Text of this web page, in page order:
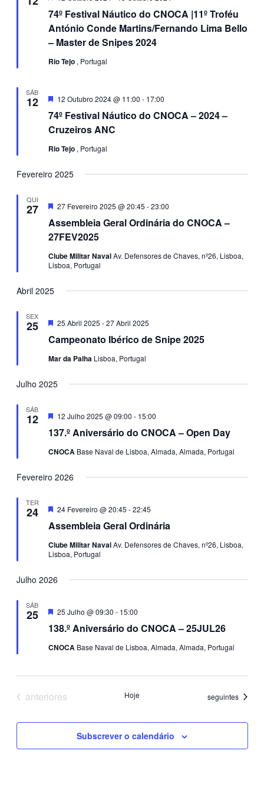
74º Festival Náutico do CNOCA |11º Troféu
António Conde Martins/Fernando Lima Bello
– Master de Snipes 2024
Rio Tejo , Portugal
SÁB
12
74º Festival Náutico do CNOCA – 2024 –
Cruzeiros ANC
Destaque
12 Outubro 2024 @ 11:00 - 17:00
Rio Tejo , Portugal
Fevereiro 2025
QUI
27
Assembleia Geral Ordinária do CNOCA –
27FEV2025
Destaque
27 Fevereiro 2025 @ 20:45 -23:00
Clube Militar NavalAv. Defensores de Chaves, nº26, Lisboa,
Lisboa, Portugal
Abril 2025
SEX
25
Campeonato Ibérico de Snipe 2025
Destaque
25 Abril 2025 -27 Abril 2025
Mar da Palha Lisboa, Portugal
Julho 2025
SÁB
12
137.º Aniversário do CNOCA – Open Day
Destaque
12 Julho 2025 @ 09:00 - 15:00
CNOCA Base Naval de Lisboa, Almada, Almada, Portugal
Fevereiro 2026
TER
24
Assembleia Geral Ordinária
Destaque
24 Fevereiro @ 20:45 -22:45
Clube Militar NavalAv. Defensores de Chaves, nº26, Lisboa,
Lisboa, Portugal
Julho 2026
SÁB
25
138.º Aniversário do CNOCA – 25JUL26
Destaque
25 Julho @ 09:30 - 15:00
CNOCA Base Naval de Lisboa, Almada, Almada, Portugal
Eventos
anteriores Hoje Eventos
seguintes
Subscrever o calendário